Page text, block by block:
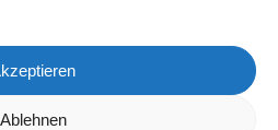
Ablehnen
dir die bestmögliche Erfahrung